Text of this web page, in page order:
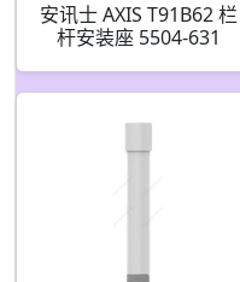
安讯士 AXIS T91B62 栏
杆安装座 5504-631